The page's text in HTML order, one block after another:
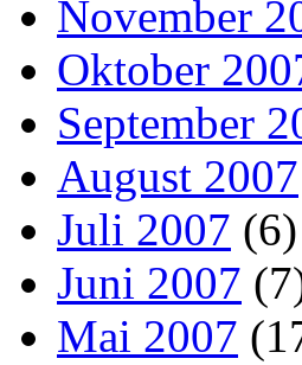
November
Oktober
September
August 2007
Juli 2007 (6)
Juni 2007
Mai 2007